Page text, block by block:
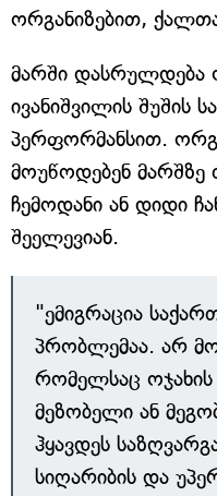
ორგანიზებით,
მარში დასრულდება
ივანიშვილის შუშის
პერფორმანსით.
მოუწოდებენ მარშზე
ჩემოდანი ან დიდი
შეელევიან.
"ემიგრაცია
პრობლემაა. არ
რომელსაც ოჯახის
მეზობელი ან
ჰყავდეს
სიღარიბის და